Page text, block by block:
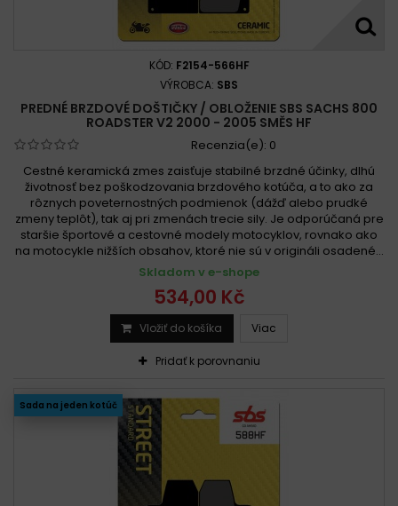
KÓD: F2154-566HF
VÝROBCA: SBS
PREDNÉ BRZDOVÉ DOŠTIČKY / OBLOŽENIE SBS SACHS 800
ROADSTER V2 2000 - 2005 SMĚS HF
Recenzia(e): 0
Cestné keramická zmes zaisťuje stabilné brzdné účinky, dlhú
životnosť bez poškodzovania brzdového kotúča, a to ako za
rôznych poveternostných podmienok (dážď alebo prudké
zmeny teplôt), tak aj pri zmenách trecie sily. Je odporúčaná pre
staršie športové a cestovné modely motocyklov, rovnako ako
na motocykle nižších obsahov, ktoré nie sú v origináli osadené...
Skladom v e-shope
534,00 Kč
Vložiť do košíka Viac
Pridať k porovnaniu
Sada na jeden kotúč